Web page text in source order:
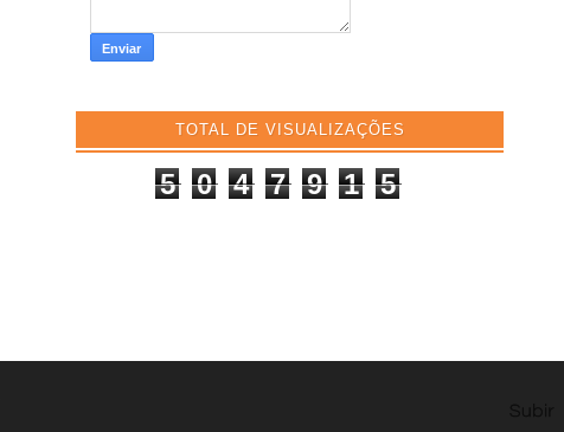
TOTAL DE VISUALIZAÇÕES
5 0 4 7 9 1 5